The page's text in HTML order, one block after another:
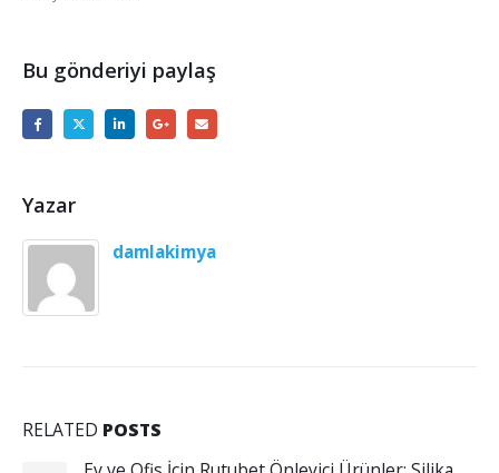
Bu gönderiyi paylaş
Yazar
damlakimya
RELATED POSTS